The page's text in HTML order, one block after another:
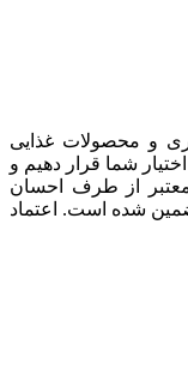
و محصولات غذایی
شما قرار دهیم و
معتبر از طرف احسان
شده است. اعتماد